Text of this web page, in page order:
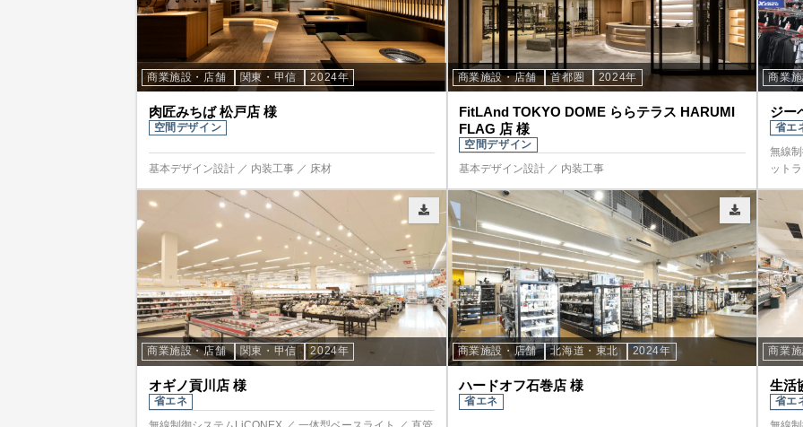
商業施設・店舗 関東・甲信 2024年
肉匠みちば 松戸店 様
空間デザイン
基本デザイン設計 ／ 内装工事 ／ 床材
商業施設・店舗 首都圏 2024年
FitLAnd TOKYO DOME ららテラス HARUMI
FLAG 店 様
空間デザイン
基本デザイン設計 ／ 内装工事
商業
ジー
省エ
無線
ット
商業施設・店舗 関東・甲信 2024年
オギノ貢川店 様
省エネ
商業施設・店舗 北海道・東北 2024年
ハードオフ石巻店 様
省エネ
商業
生活
省エ